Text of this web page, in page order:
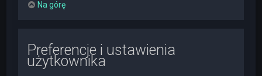
Na górę
Preferencje i ustawienia
użytkownika